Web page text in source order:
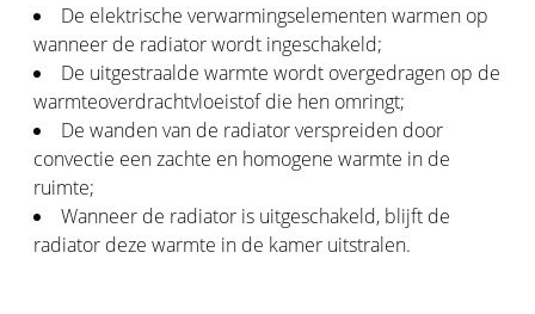
De elektrische verwarmingselementen warmen op
wanneer de radiator wordt ingeschakeld;
De uitgestraalde warmte wordt overgedragen op de
warmteoverdrachtvloeistof die hen omringt;
De wanden van de radiator verspreiden door
convectie een zachte en homogene warmte in de
ruimte;
Wanneer de radiator is uitgeschakeld, blijft de
radiator deze warmte in de kamer uitstralen.